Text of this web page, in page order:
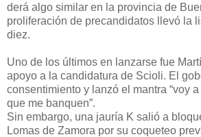
de­rá al­go si­mi­lar en la pro­vin­cia de
pro­li­fe­ra­ción de pre­can­di­da­tos lle­vó la
diez.
Uno de los úl­ti­mos en lan­zar­se fue
apo­yo a la can­di­da­tu­ra de Scio­li. El
con­sen­ti­mien­to y lan­zó el man­tra “voy
que me ban­quen”.
Sin em­bar­go, una jau­ría K sa­lió a
Lo­mas de Za­mo­ra por su co­que­teo